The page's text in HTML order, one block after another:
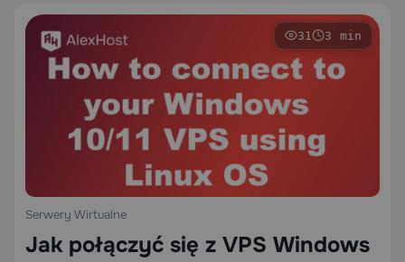
31 3 min
Serwery Wirtualne
Jak połączyć się z VPS Windows